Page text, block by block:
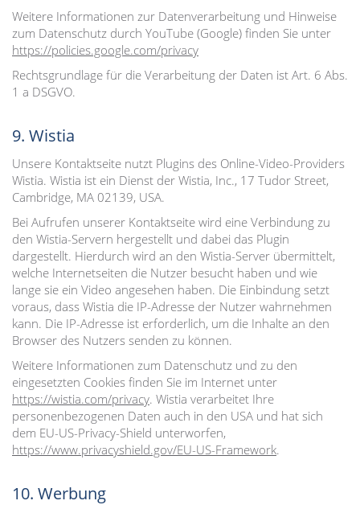
Weitere Informationen zur Datenverarbeitung und Hinweise
zum Datenschutz durch YouTube (Google) finden Sie unter
https://policies.google.com/privacy
Rechtsgrundlage für die Verarbeitung der Daten ist Art. 6 Abs.
1 a DSGVO.
9. Wistia
Unsere Kontaktseite nutzt Plugins des Online-Video-Providers
Wistia. Wistia ist ein Dienst der Wistia, Inc., 17 Tudor Street,
Cambridge, MA 02139, USA.
Bei Aufrufen unserer Kontaktseite wird eine Verbindung zu
den Wistia-Servern hergestellt und dabei das Plugin
dargestellt. Hierdurch wird an den Wistia-Server übermittelt,
welche Internetseiten die Nutzer besucht haben und wie
lange sie ein Video angesehen haben. Die Einbindung setzt
voraus, dass Wistia die IP-Adresse der Nutzer wahrnehmen
kann. Die IP-Adresse ist erforderlich, um die Inhalte an den
Browser des Nutzers senden zu können.
Weitere Informationen zum Datenschutz und zu den
eingesetzten Cookies finden Sie im Internet unter
https://wistia.com/privacy. Wistia verarbeitet Ihre
personenbezogenen Daten auch in den USA und hat sich
dem EU-US-Privacy-Shield unterworfen, ​
https://www.privacyshield.gov/EU-US-Framework.
10. Werbung